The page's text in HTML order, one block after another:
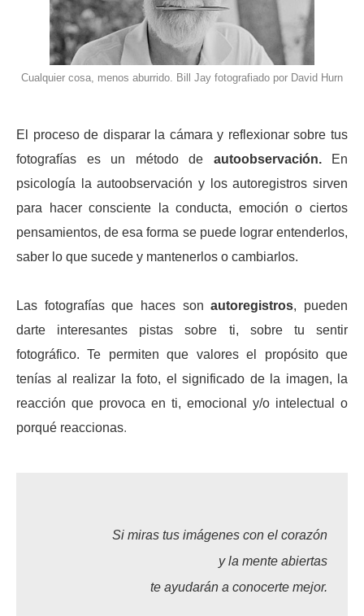
Cualquier cosa, menos aburrido. Bill Jay fotografiado por David Hurn
El proceso de disparar la cámara y reflexionar sobre tus
fotografías es un método de autoobservación.En
psicología la autoobservación y los autoregistros sirven
para hacer consciente la conducta, emoción o ciertos
pensamientos, de esa forma se puede lograr entenderlos,
saber lo que sucede y mantenerlos o cambiarlos.
Las fotografías que haces sonautoregistros, pueden
darte interesantes pistas sobre ti, sobre tu sentir
fotográfico. Te permiten que valores el propósito que
tenías al realizar la foto, el significado de la imagen, la
reacción que provoca en ti, emocional y/o intelectual o
porqué reaccionas.
Si miras tus imágenes con el corazón
y la mente abiertas
te ayudarán a conocerte mejor.